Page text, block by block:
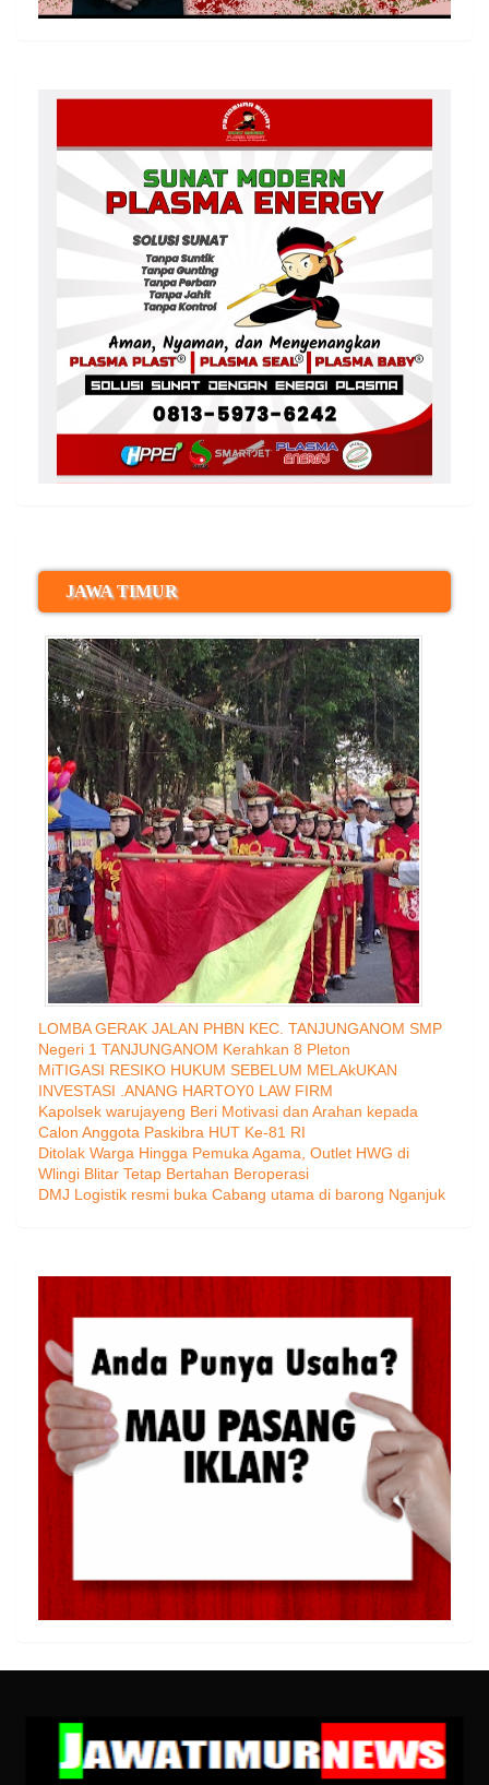
JAWA TIMUR
LOMBA GERAK JALAN PHBN KEC. TANJUNGANOM SMP
Negeri 1 TANJUNGANOM Kerahkan 8 Pleton
MiTIGASI RESIKO HUKUM SEBELUM MELAkUKAN
INVESTASI .ANANG HARTOY0 LAW FIRM
Kapolsek warujayeng Beri Motivasi dan Arahan kepada
Calon Anggota Paskibra HUT Ke-81 RI
Ditolak Warga Hingga Pemuka Agama, Outlet HWG di
Wlingi Blitar Tetap Bertahan Beroperasi
DMJ Logistik resmi buka Cabang utama di barong Nganjuk